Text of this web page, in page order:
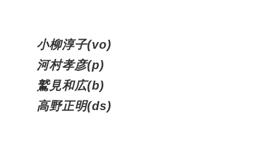
小柳淳子(vo)
河村孝彦(p)
鷲見和広(b)
高野正明(ds)